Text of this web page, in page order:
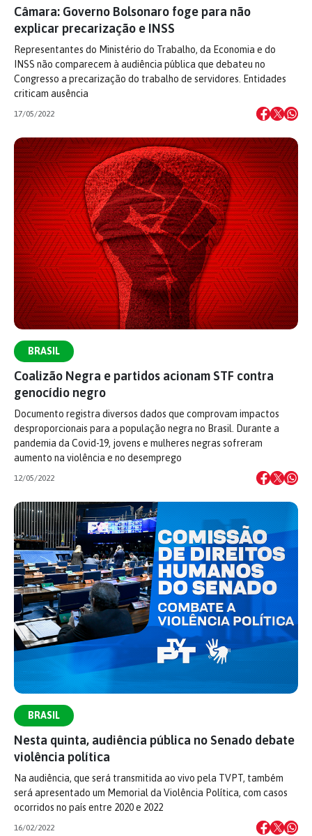
Câmara: Governo Bolsonaro foge para não
explicar precarização e INSS
Representantes do Ministério do Trabalho, da Economia e do
INSS não comparecem à audiência pública que debateu no
Congresso a precarização do trabalho de servidores. Entidades
criticam ausência
17/05/2022
BRASIL
Coalizão Negra e partidos acionam STF contra
genocídio negro
Documento registra diversos dados que comprovam impactos
desproporcionais para a população negra no Brasil. Durante a
pandemia da Covid-19, jovens e mulheres negras sofreram
aumento na violência e no desemprego
12/05/2022
BRASIL
Nesta quinta, audiência pública no Senado debate
violência política
Na audiência, que será transmitida ao vivo pela TVPT, também
será apresentado um Memorial da Violência Política, com casos
ocorridos no país entre 2020 e 2022
16/02/2022